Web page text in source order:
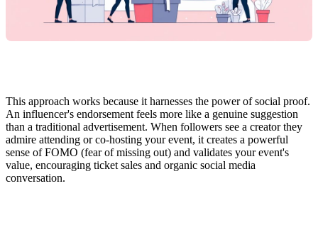
This approach works because it harnesses the power of social proof.
An influencer's endorsement feels more like a genuine suggestion
than a traditional advertisement. When followers see a creator they
admire attending or co-hosting your event, it creates a powerful
sense of FOMO (fear of missing out) and validates your event's
value, encouraging ticket sales and organic social media
conversation.